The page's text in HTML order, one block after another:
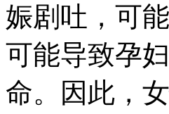
娠剧吐，可
可能导致孕
命。因此，